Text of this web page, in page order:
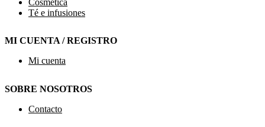
Cosmética
Té e infusiones
MI CUENTA / REGISTRO
Mi cuenta
SOBRE NOSOTROS
Contacto